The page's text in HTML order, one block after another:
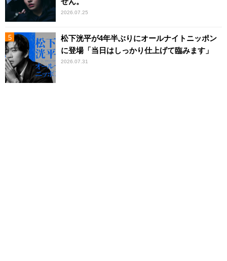
2026.07.25
松下洸平が4年半ぶりにオールナイトニッポン
に登場「当日はしっかり仕上げて臨みます」
2026.07.31